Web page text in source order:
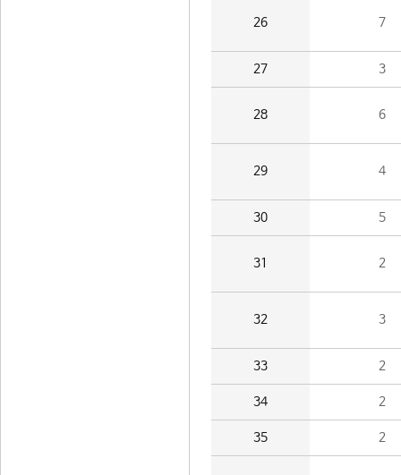
26 7
27 3
28 6
29 4
30 5
31 2
32 3
33 2
34 2
35 2